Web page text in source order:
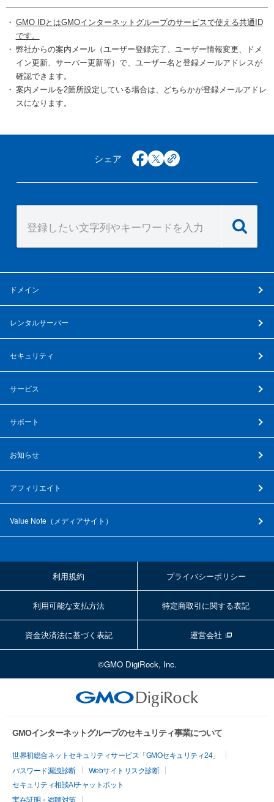
GMO IDとはGMOインターネットグループのサービスで使える共通ID
です。
弊社からの案内メール（ユーザー登録完了、ユーザー情報変更、ドメ
イン更新、サーバー更新等）で、ユーザー名と登録メールアドレスが
確認できます。
案内メールを2箇所設定している場合は、どちらかが登録メールアドレ
スになります。
シェア facebook
x copy
ドメイン
レンタルサーバー
セキュリティ
サービス
サポート
お知らせ
アフィリエイト
Value Note（ メディアサイト ）
利用規約 プライバシーポリシー
利用可能な支払方法 特定商取引に関する表記
資金決済法に基づく表記 運営会社
©GMO DigiRock, Inc.
GMOインターネットグループのセキュリティ事業について
世界初総合ネットセキュリティサービス「GMOセキュリティ24」
パスワード漏洩診断
Webサイトリスク診断
セキュリティ相談AIチャットボット
実在証明・盗聴対策